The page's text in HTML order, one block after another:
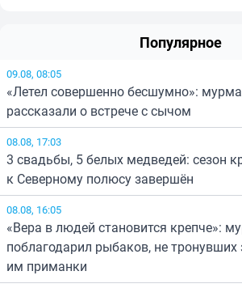
Популярное
09.08, 08:05
«Летел совершенно бесшумно»:
рассказали о встрече с сычом
08.08, 17:03
3 свадьбы, 5 белых медведей: сезон
к Северному полюсу завершён
08.08, 16:05
«Вера в людей становится крепче»:
поблагодарил рыбаков, не
им приманки